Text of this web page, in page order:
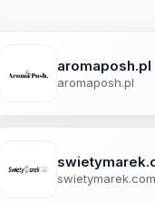
aromaposh.pl
aromaposh.pl
swietymarek.com